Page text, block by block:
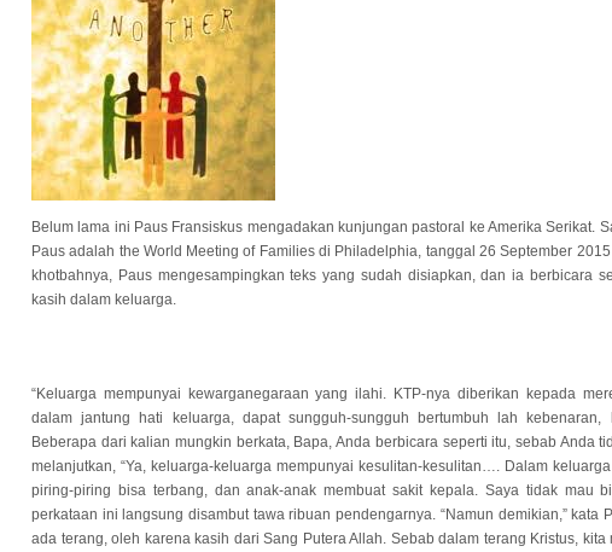
Belum lama ini Paus Fransiskus mengadakan kunjungan pastoral ke Amerika Serikat.
Paus adalah the World Meeting of Families di Philadelphia, tanggal 26 September
khotbahnya, Paus mengesampingkan teks yang sudah disiapkan, dan ia berbicara
kasih dalam keluarga.
“Keluarga mempunyai kewarganegaraan yang ilahi. KTP-nya diberikan kepada
dalam jantung hati keluarga, dapat sungguh-sungguh bertumbuh lah
Beberapa dari kalian mungkin berkata, Bapa, Anda berbicara seperti itu, sebab Anda
melanjutkan, “Ya, keluarga-keluarga mempunyai kesulitan-kesulitan…. Dalam
piring-piring bisa terbang, dan anak-anak membuat sakit kepala. Saya tidak mau
perkataan ini langsung disambut tawa ribuan pendengarnya. “Namun demikian,” kata
ada terang, oleh karena kasih dari Sang Putera Allah. Sebab dalam terang Kristus,